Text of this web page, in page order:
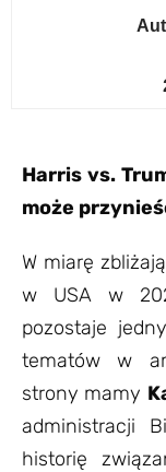
Harris vs.
może
W miarę
w USA w
pozostaje
tematów w
strony mamy
administracji
historię